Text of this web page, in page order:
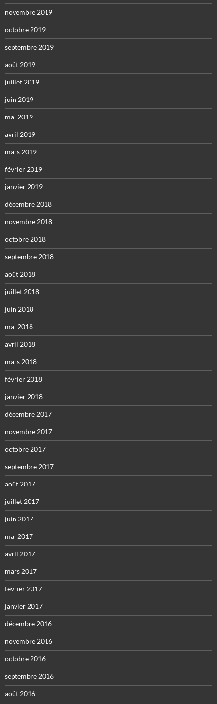
novembre 2019
octobre 2019
septembre 2019
août 2019
juillet 2019
juin 2019
mai 2019
avril 2019
mars 2019
février 2019
janvier 2019
décembre 2018
novembre 2018
octobre 2018
septembre 2018
août 2018
juillet 2018
juin 2018
mai 2018
avril 2018
mars 2018
février 2018
janvier 2018
décembre 2017
novembre 2017
octobre 2017
septembre 2017
août 2017
juillet 2017
juin 2017
mai 2017
avril 2017
mars 2017
février 2017
janvier 2017
décembre 2016
novembre 2016
octobre 2016
septembre 2016
août 2016